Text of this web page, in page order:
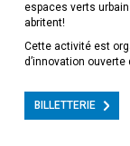
espaces verts
abritent!
Cette activité est
d’innovation ouverte
BILLETTERIE